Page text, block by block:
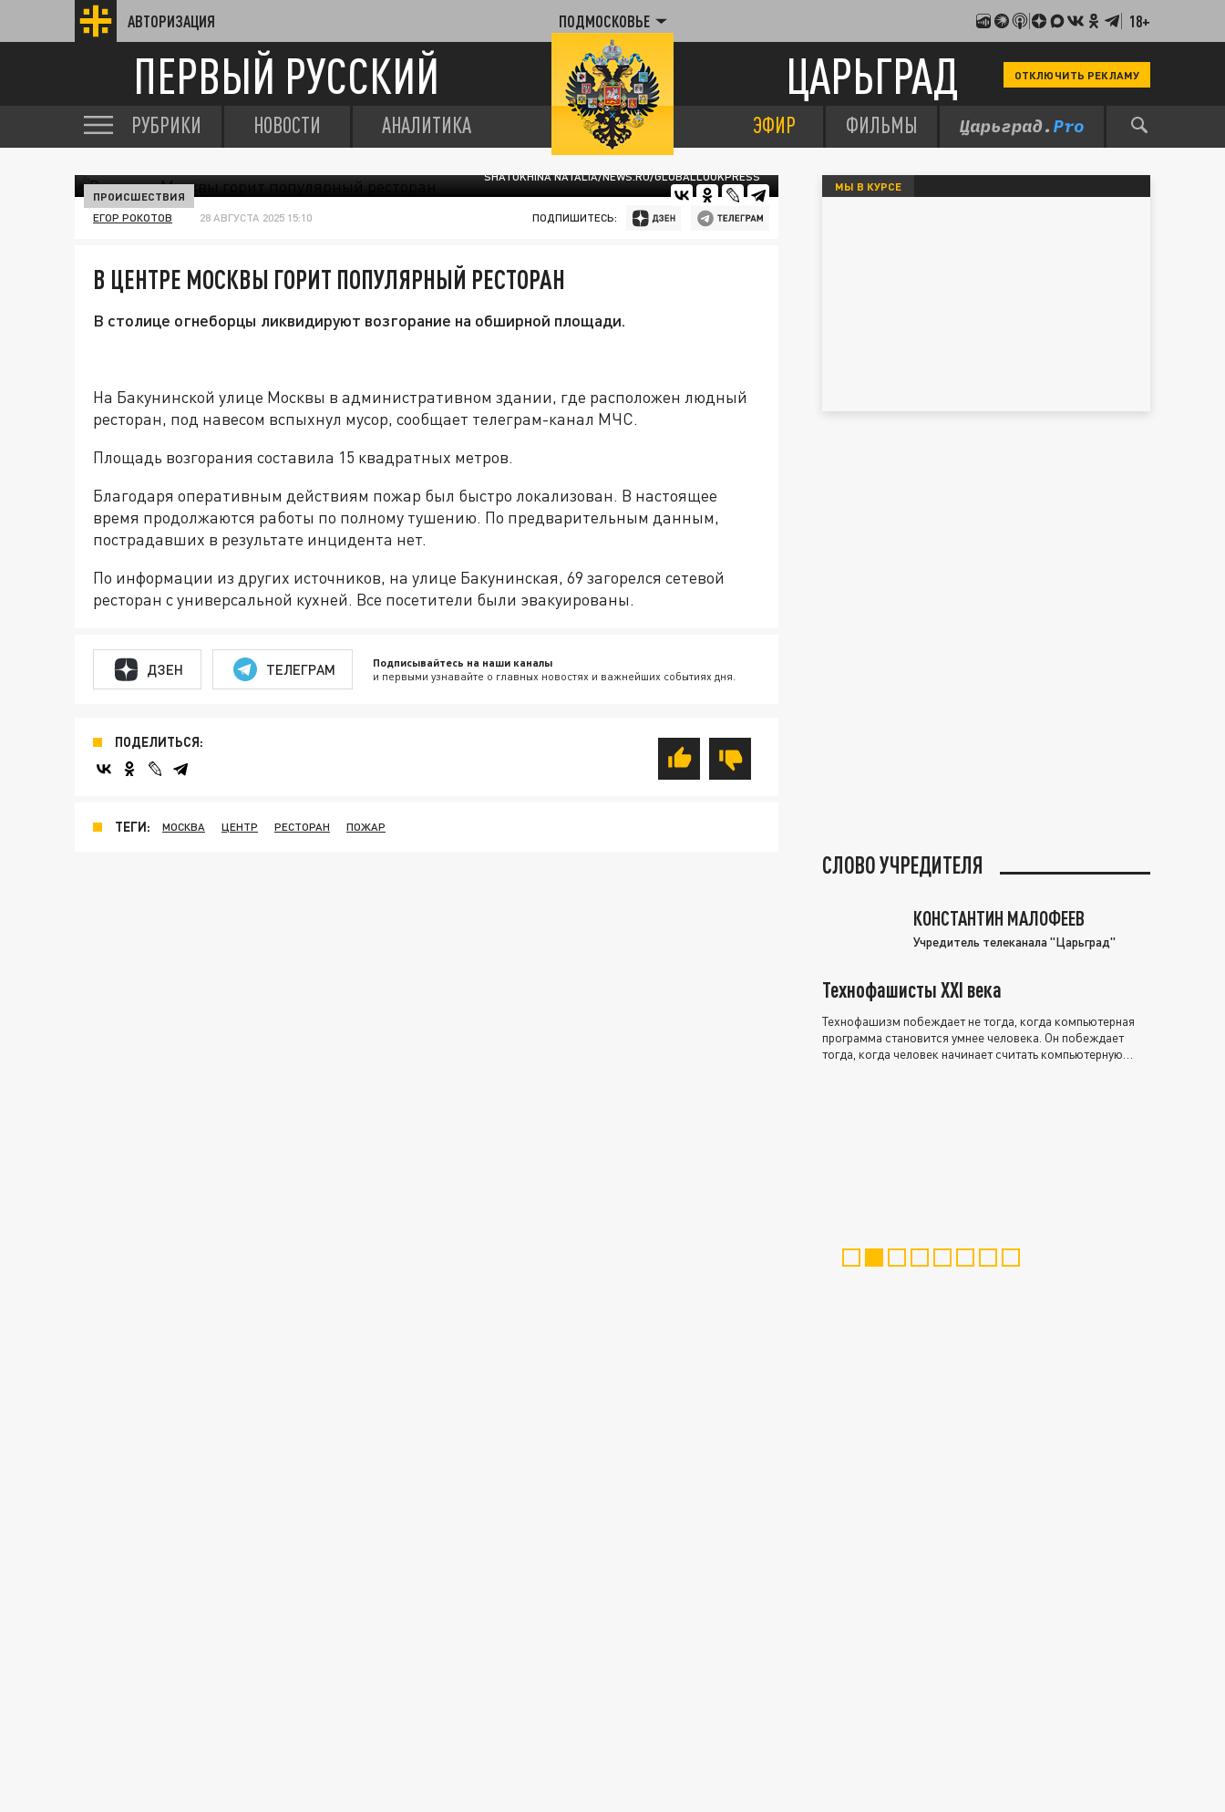
АВТОРИЗАЦИЯ ПОДМОСКОВЬЕ 18+
ПЕРВЫЙ РУССКИЙ ЦАРЬГРАД ОТКЛЮЧИТЬ РЕКЛАМУ
РУБРИКИ НОВОСТИ АНАЛИТИКА ЭФИР ФИЛЬМЫ
SHATOKHINA NATALIA/NEWS.RU/GLOBALLOOKPRESS
ПРОИСШЕСТВИЯ
ЕГОР РОКОТОВ 28 АВГУСТА 2025 15:10 ПОДПИШИТЕСЬ:
В ЦЕНТРЕ МОСКВЫ ГОРИТ ПОПУЛЯРНЫЙ РЕСТОРАН
В столице огнеборцы ликвидируют возгорание на обширной площади.
На Бакунинской улице Москвы в административном здании, где расположен людный
ресторан, под навесом вспыхнул мусор, сообщает телеграм-канал МЧС.
Площадь возгорания составила 15 квадратных метров.
Благодаря оперативным действиям пожар был быстро локализован. В настоящее
время продолжаются работы по полному тушению. По предварительным данным,
пострадавших в результате инцидента нет.
По информации из других источников, на улице Бакунинская, 69 загорелся сетевой
ресторан с универсальной кухней. Все посетители были эвакуированы.
ДЗЕН ТЕЛЕГРАМ Подписывайтесь на наши каналы
и первыми узнавайте о главных новостях и важнейших событиях дня.
ПОДЕЛИТЬСЯ:
ТЕГИ: МОСКВА ЦЕНТР РЕСТОРАН ПОЖАР
МЫ В КУРСЕ
СЛОВО УЧРЕДИТЕЛЯ
КОНСТАНТИН МАЛОФЕЕВ
Учредитель телеканала "Царьград"
Технофашисты XXI века
Технофашизм побеждает не тогда, когда компьютерная
программа становится умнее человека. Он побеждает
тогда, когда человек начинает считать компьютерную